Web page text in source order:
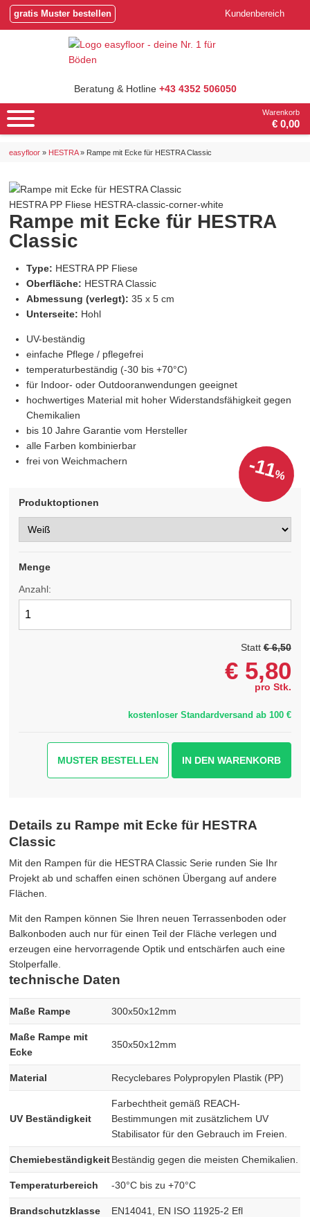
gratis Muster bestellen Kundenbereich
Beratung & Hotline +43 4352 506050
Warenkorb
€ 0,00
easyfloor » HESTRA» Rampe mit Ecke für HESTRA Classic
HESTRA PP Fliese HESTRA-classic-corner-white
Rampe mit Ecke für HESTRA
Classic
Type: HESTRA PP Fliese
Oberfläche: HESTRA Classic
Abmessung (verlegt): 35 x 5 cm
Unterseite: Hohl
UV-beständig
einfache Pflege / pflegefrei
temperaturbeständig (-30 bis +70°C)
für Indoor- oder Outdooranwendungen geeignet
hochwertiges Material mit hoher Widerstandsfähigkeit gegen
Chemikalien
bis 10 Jahre Garantie vom Hersteller
alle Farben kombinierbar
frei von Weichmachern
Produktoptionen
Menge
Anzahl:
-11%
Statt€ 6,50
€5,80
pro Stk.
kostenloser Standardversand ab 100 €
MUSTER BESTELLEN
Details zu Rampe mit Ecke für HESTRA
Classic
Mit den Rampen für die HESTRA Classic Serie runden Sie Ihr
Projekt ab und schaffen einen schönen Übergang auf andere
Flächen.
Mit den Rampen können Sie Ihren neuen Terrassenboden oder
Balkonboden auch nur für einen Teil der Fläche verlegen und
erzeugen eine hervorragende Optik und entschärfen auch eine
Stolperfalle.
technische Daten
Maße Rampe 300x50x12mm
Maße Rampe mit
Ecke
350x50x12mm
Material Recyclebares Polypropylen Plastik (PP)
UV Beständigkeit
Farbechtheit gemäß REACH-
Bestimmungen mit zusätzlichem UV
Stabilisator für den Gebrauch im Freien.
ChemiebeständigkeitBeständig gegen die meisten Chemikalien.
Temperaturbereich -30°C bis zu +70°C
Brandschutzklasse EN14041, EN ISO 11925-2 Efl